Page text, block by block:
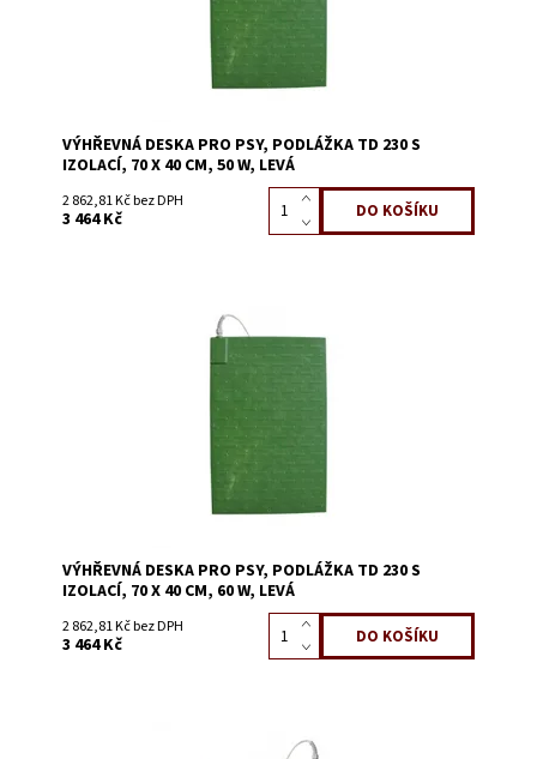
VÝHŘEVNÁ DESKA PRO PSY, PODLÁŽKA TD 230 S
IZOLACÍ, 70 X 40 CM, 50 W, LEVÁ
2 862,81 Kč bez DPH
3 464 Kč
Skladem 2
VÝHŘEVNÁ DESKA PRO PSY, PODLÁŽKA TD 230 S
IZOLACÍ, 70 X 40 CM, 60 W, LEVÁ
2 862,81 Kč bez DPH
3 464 Kč